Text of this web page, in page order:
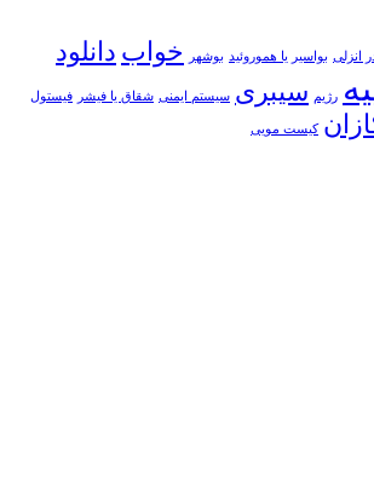
انزلی بواسیر یا هموروئید بوشهر خواب دانلود
رژیم سیبری سیستم ایمنی شقاق یا فیشر فیستول
کیست مویی